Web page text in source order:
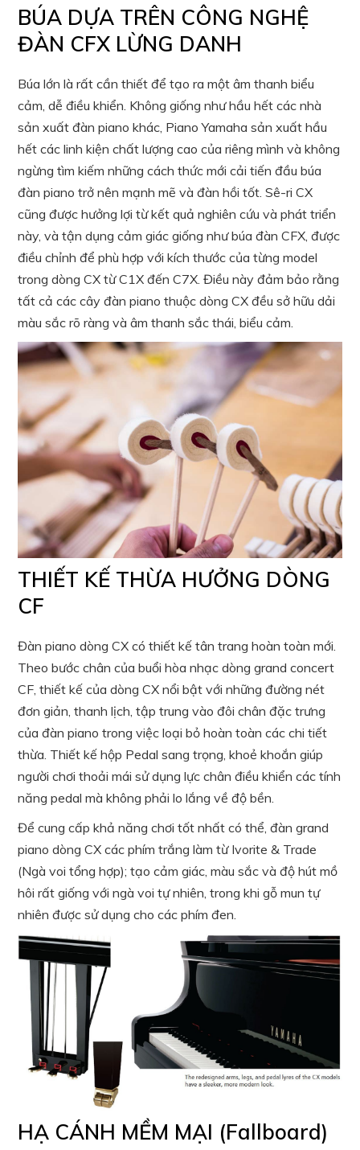
BÚA DỰA TRÊN CÔNG NGHỆ
ĐÀN CFX LỪNG DANH
Búa lớn là rất cần thiết để tạo ra một âm thanh biểu
cảm, dễ điều khiển. Không giống như hầu hết các nhà
sản xuất đàn piano khác, Piano Yamaha sản xuất hầu
hết các linh kiện chất lượng cao của riêng mình và không
ngừng tìm kiếm những cách thức mới cải tiến đầu búa
đàn piano trở nên mạnh mẽ và đàn hồi tốt. Sê-ri CX
cũng được hưởng lợi từ kết quả nghiên cứu và phát triển
này, và tận dụng cảm giác giống như búa đàn CFX, được
điều chỉnh để phù hợp với kích thước của từng model
trong dòng CX từ C1X đến C7X. Điều này đảm bảo rằng
tất cả các cây đàn piano thuộc dòng CX đều sở hữu dải
màu sắc rõ ràng và âm thanh sắc thái, biểu cảm.
THIẾT KẾ THỪA HƯỞNG DÒNG
CF
Đàn piano dòng CX có thiết kế tân trang hoàn toàn mới.
Theo bước chân của buổi hòa nhạc dòng grand concert
CF, thiết kế của dòng CX nổi bật với những đường nét
đơn giản, thanh lịch, tập trung vào đôi chân đặc trưng
của đàn piano trong việc loại bỏ hoàn toàn các chi tiết
thừa. Thiết kế hộp Pedal sang trọng, khoẻ khoắn giúp
người chơi thoải mái sử dụng lực chân điều khiển các tính
năng pedal mà không phải lo lắng về độ bền.
Để cung cấp khả năng chơi tốt nhất có thể, đàn grand
piano dòng CX các phím trắng làm từ Ivorite & Trade
(Ngà voi tổng hợp); tạo cảm giác, màu sắc và độ hút mồ
hôi rất giống với ngà voi tự nhiên, trong khi gỗ mun tự
nhiên được sử dụng cho các phím đen.
HẠ CÁNH MỀM MẠI (Fallboard)